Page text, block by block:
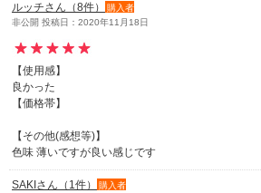
ルッチさん（8件）
購入者
非公開 投稿日：2020年11月18日
【使用感】
良かった
【価格帯】
【その他(感想等)】
色味 薄いですが良い感じです
SAKIさん（1件）
購入者